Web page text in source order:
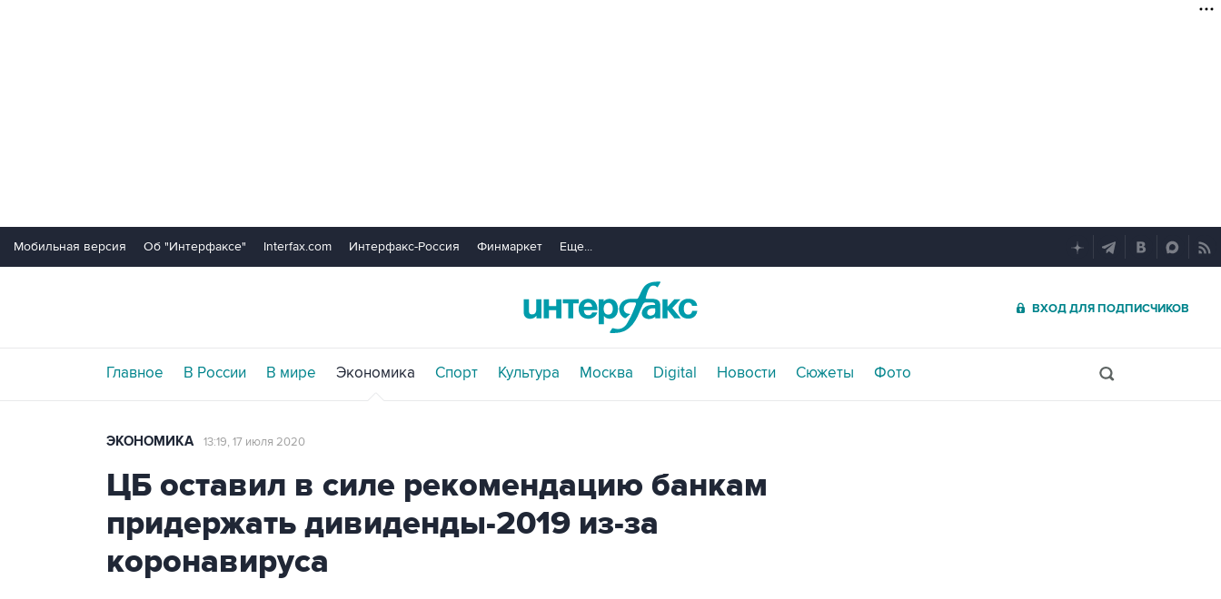
Мобильная версия Об "Интерфаксе" Interfax.com Интерфакс-Россия Финмаркет Еще...
ВХОД ДЛЯ ПОДПИСЧИКОВ
Главное В России В мире Экономика Спорт Культура Москва Digital Новости Сюжеты Фото
ЭКОНОМИКА 13:19, 17 июля 2020
ЦБ оставил в силе рекомендацию банкам
придержать дивиденды-2019 из-за
коронавируса